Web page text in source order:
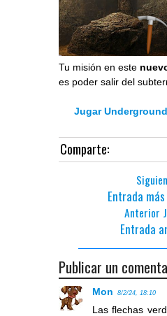
Tu misión en este
es poder salir del
Jugar
Comparte:
Entrada
Anterior
Entrada
Publicar un
Mon 8/2/24, 18:10
Las flechas